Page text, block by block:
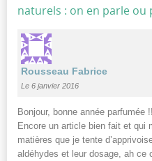
naturels : on en parle ou
Rousseau Fabrice
Le 6 janvier 2016
Bonjour, bonne année parfumée
Encore un article bien fait et qui
matières que je tente
aldéhydes et leur dosage, ah